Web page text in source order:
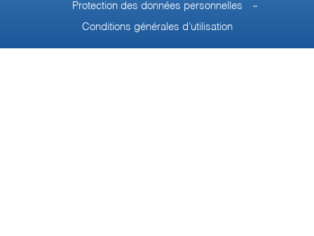
Protection des données personnelles
Conditions générales d’utilisation